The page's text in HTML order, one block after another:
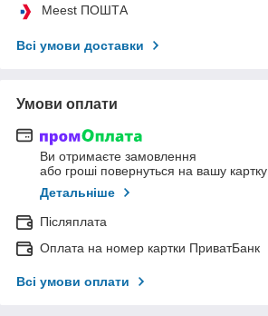
Meest ПОШТА
Всі умови доставки
Умови оплати
Ви отримаєте замовлення
або гроші повернуться на вашу картку
Детальніше
Післяплата
Оплата на номер картки ПриватБанк
Всі умови оплати